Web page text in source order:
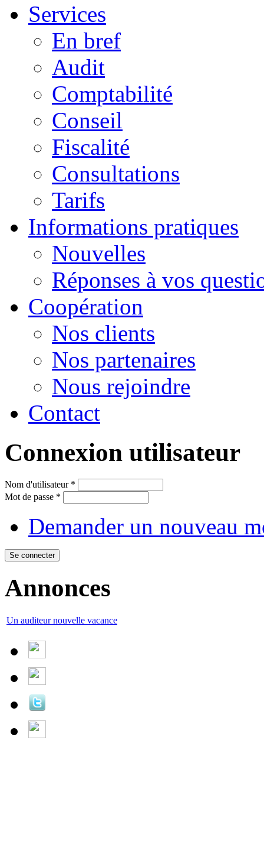
Services
En bref
Audit
Comptabilité
Conseil
Fiscalité
Consultations
Tarifs
Informations pratiques
Nouvelles
Réponses à vos
Сoopération
Nos clients
Nos partenaires
Nous rejoindre
Contact
Connexion utilisateur
Nom d'utilisateur *
Mot de passe *
Demander un nouveau
Annonces
Un auditeur nouvelle vacance